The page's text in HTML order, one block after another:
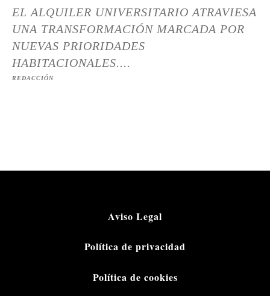
EL ALQUILER UNIVERSITARIO ATRAVIESA
UNA TRANSFORMACIÓN MARCADA POR
NUEVAS PRIORIDADES
HABITACIONALES....
REDACCIÓN
Aviso Legal
Política de privacidad
Política de cookies